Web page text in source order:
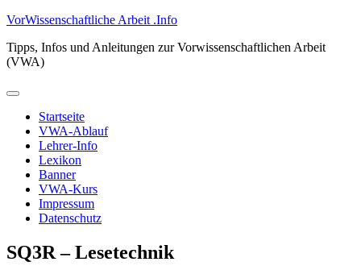
Zum
springen
VorWissenschaftliche Arbeit .Info
Tipps, Infos und Anleitungen zur Vorwissenschaftlichen Arbeit
(VWA)
Primäres
Startseite
VWA-Ablauf
Lehrer-Info
Lexikon
Banner
VWA-Kurs
Impressum
Datenschutz
SQ3R – Lesetechnik